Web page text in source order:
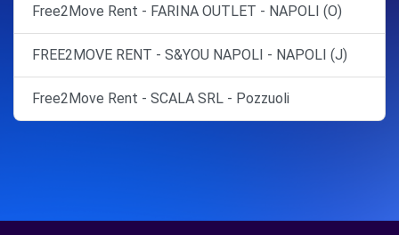
Free2Move Rent - FARINA OUTLET - NAPOLI (O)
FREE2MOVE RENT - S&YOU NAPOLI - NAPOLI (J)
Free2Move Rent - SCALA SRL - Pozzuoli